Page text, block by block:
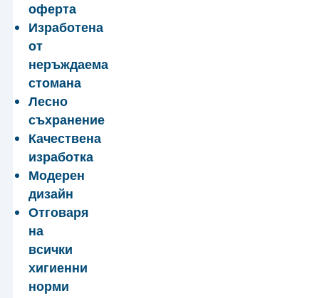
оферта
Изработена
от
неръждаема
стомана
Лесно
съхранение
Качествена
изработка
Модерен
дизайн
Отговаря
на
всички
хигиенни
норми